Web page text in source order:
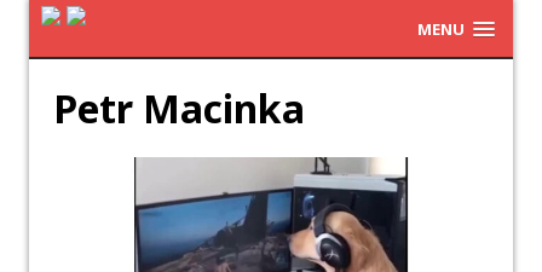
MENU
Petr Macinka